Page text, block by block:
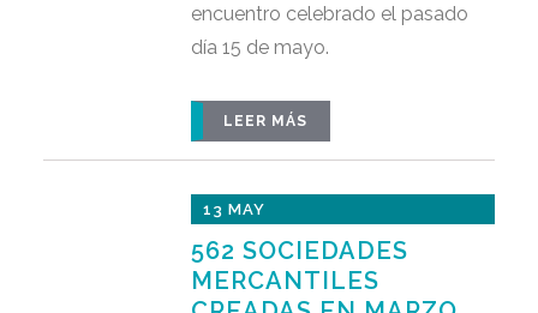
encuentro celebrado el pasado
día 15 de mayo.
LEER MÁS
13 MAY
562 SOCIEDADES
MERCANTILES